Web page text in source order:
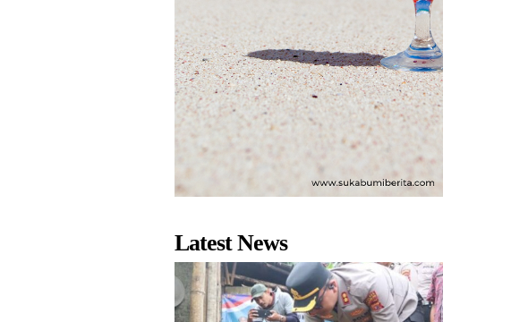
Latest News